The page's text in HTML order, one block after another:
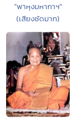
"พาหุงมหากาฯ"
(เสียงชัดมาก)